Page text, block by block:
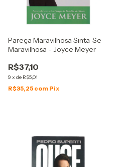
Pareça Maravilhosa Sinta-Se
Maravilhosa - Joyce Meyer
R$37,10
9 x de R$5,01
R$35,25 com Pix